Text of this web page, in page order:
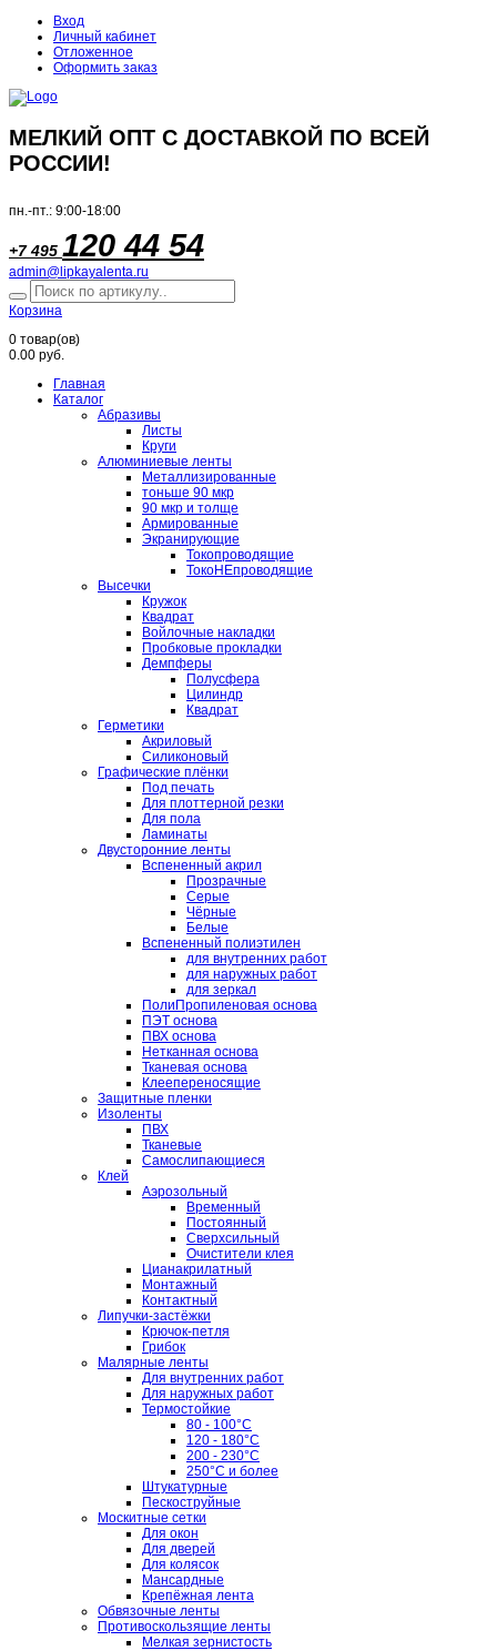
Вход
Личный кабинет
Отложенное
Оформить заказ
МЕЛКИЙ ОПТ С ДОСТАВКОЙ ПО ВСЕЙ
РОССИИ!
пн.-пт.: 9:00-18:00
+7 495 120 44 54
admin@lipkayalenta.ru
Корзина
0 товар(ов)
0.00 руб.
Главная
Каталог
Абразивы
Листы
Круги
Алюминиевые ленты
Металлизированные
тоньше 90 мкр
90 мкр и толще
Армированные
Экранирующие
Токопроводящие
ТокоНЕпроводящие
Высечки
Кружок
Квадрат
Войлочные накладки
Пробковые прокладки
Демпферы
Полусфера
Цилиндр
Квадрат
Герметики
Акриловый
Силиконовый
Графические плёнки
Под печать
Для плоттерной резки
Для пола
Ламинаты
Двусторонние ленты
Вспененный акрил
Прозрачные
Серые
Чёрные
Белые
Вспененный полиэтилен
для внутренних работ
для наружных работ
для зеркал
ПолиПропиленовая основа
ПЭТ основа
ПВХ основа
Нетканная основа
Тканевая основа
Клеепереносящие
Защитные пленки
Изоленты
ПВХ
Тканевые
Самослипающиеся
Клей
Аэрозольный
Временный
Постоянный
Сверхсильный
Очистители клея
Цианакрилатный
Монтажный
Контактный
Липучки-застёжки
Крючок-петля
Грибок
Малярные ленты
Для внутренних работ
Для наружных работ
Термостойкие
80 - 100°C
120 - 180°C
200 - 230°C
250°C и более
Штукатурные
Пескоструйные
Москитные сетки
Для окон
Для дверей
Для колясок
Мансардные
Крепёжная лента
Обвязочные ленты
Противоскользящие ленты
Мелкая зернистость